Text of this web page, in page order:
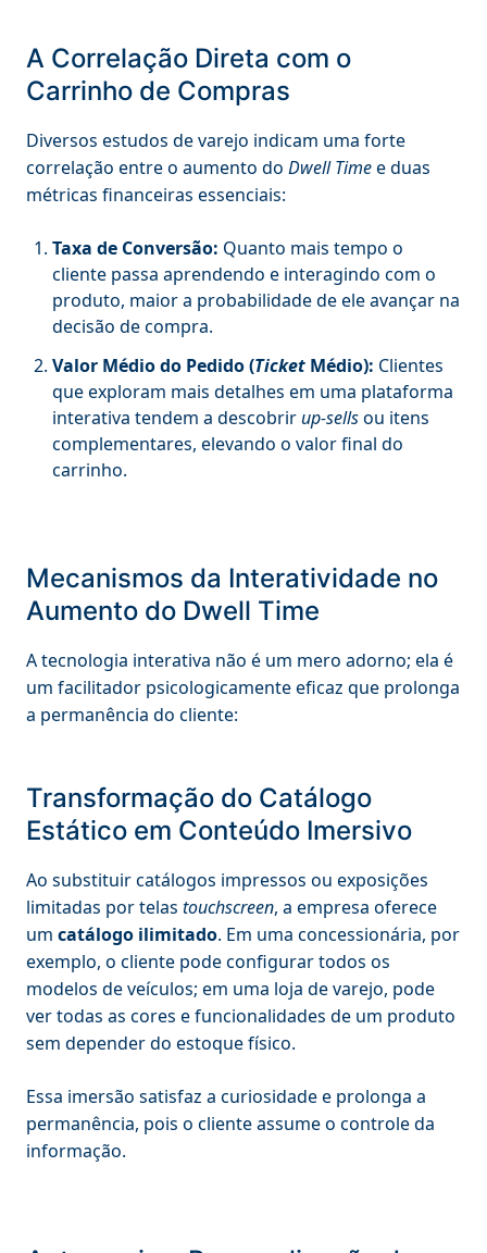
A Correlação Direta com o
Carrinho de Compras
Diversos estudos de varejo indicam uma forte
correlação entre o aumento do Dwell Timee duas
métricas financeiras essenciais:
Taxa de Conversão: Quanto mais tempo o
cliente passa aprendendo e interagindo com o
produto, maior a probabilidade de ele avançar na
decisão de compra.
Valor Médio do Pedido (Ticket Médio): Clientes
que exploram mais detalhes em uma plataforma
interativa tendem a descobrirup-sellsou itens
complementares, elevando o valor final do
carrinho.
Mecanismos da Interatividade no
Aumento do Dwell Time
A tecnologia interativa não é um mero adorno; ela é
um facilitador psicologicamente eficaz que prolonga
a permanência do cliente:
Transformação do Catálogo
Estático em Conteúdo Imersivo
Ao substituir catálogos impressos ou exposições
limitadas por telas touchscreen, a empresa oferece
um catálogo ilimitado. Em uma concessionária, por
exemplo, o cliente pode configurar todos os
modelos de veículos; em uma loja de varejo, pode
ver todas as cores e funcionalidades de um produto
sem depender do estoque físico.
Essa imersão satisfaz a curiosidade e prolonga a
permanência, pois o cliente assume o controle da
informação.